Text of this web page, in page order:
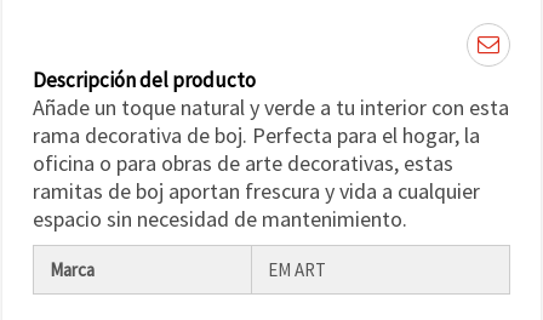
Descripción del producto
Añade un toque natural y verde a tu interior con esta
rama decorativa de boj. Perfecta para el hogar, la
oficina o para obras de arte decorativas, estas
ramitas de boj aportan frescura y vida a cualquier
espacio sin necesidad de mantenimiento.
Marca EM ART